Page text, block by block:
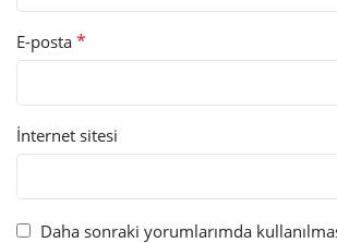
E-posta *
İnternet sitesi
Daha sonraki yorumlarımda